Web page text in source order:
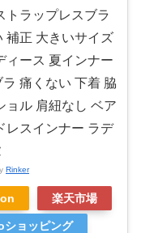
トラップレスブラ
補正 大きいサイズ
ィース 夏インナー
痛くない 下着 脇
ョル 肩紐なし ベア
レスインナー ラデ
Rinker
楽天市場
ショッピング